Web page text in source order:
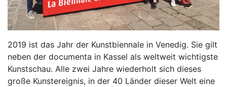
2019 ist das Jahr der Kunstbiennale in Venedig. Sie gilt
neben der documenta in Kassel als weltweit wichtigste
Kunstschau. Alle zwei Jahre wiederholt sich dieses
große Kunstereignis, in der 40 Länder dieser Welt eine